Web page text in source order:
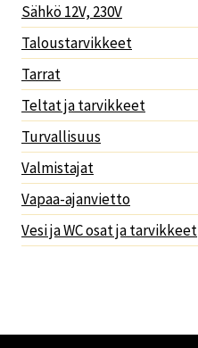
Sähkö 12V, 230V
Taloustarvikkeet
Tarrat
Teltat ja tarvikkeet
Turvallisuus
Valmistajat
Vapaa-ajanvietto
Vesi ja WC osat ja tarvikkeet